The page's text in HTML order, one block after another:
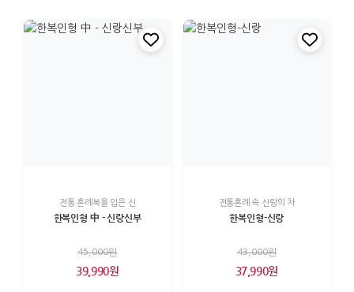
전통 혼례복을 입은 신
한복인형 中 - 신랑신부
45,000원
39,990원
전통혼례 속 신랑의 차
한복인형-신랑
43,000원
37,990원